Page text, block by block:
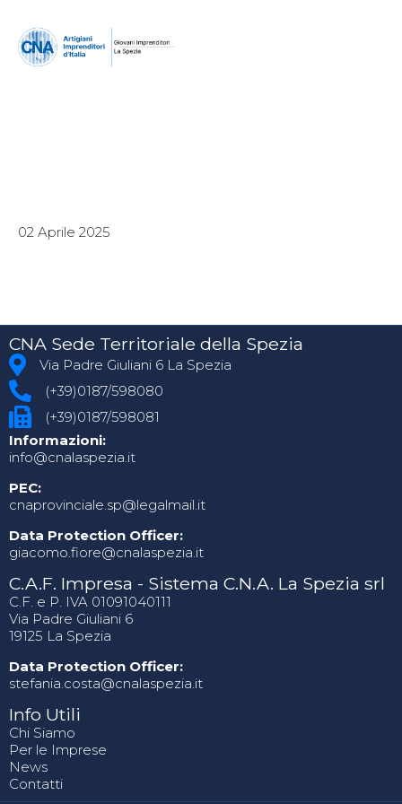
02 Aprile 2025
CNA Sede Territoriale della Spezia
Via Padre Giuliani 6 La Spezia
(+39)0187/598080
(+39)0187/598081
Informazioni:
info@cnalaspezia.it
PEC:
cnaprovinciale.sp@legalmail.it
Data Protection Officer:
giacomo.fiore@cnalaspezia.it
C.A.F. Impresa - Sistema C.N.A. La Spezia srl
C.F. e P. IVA 01091040111
Via Padre Giuliani 6
19125 La Spezia
Data Protection Officer:
stefania.costa@cnalaspezia.it
Info Utili
Chi Siamo
Per le Imprese
News
Contatti